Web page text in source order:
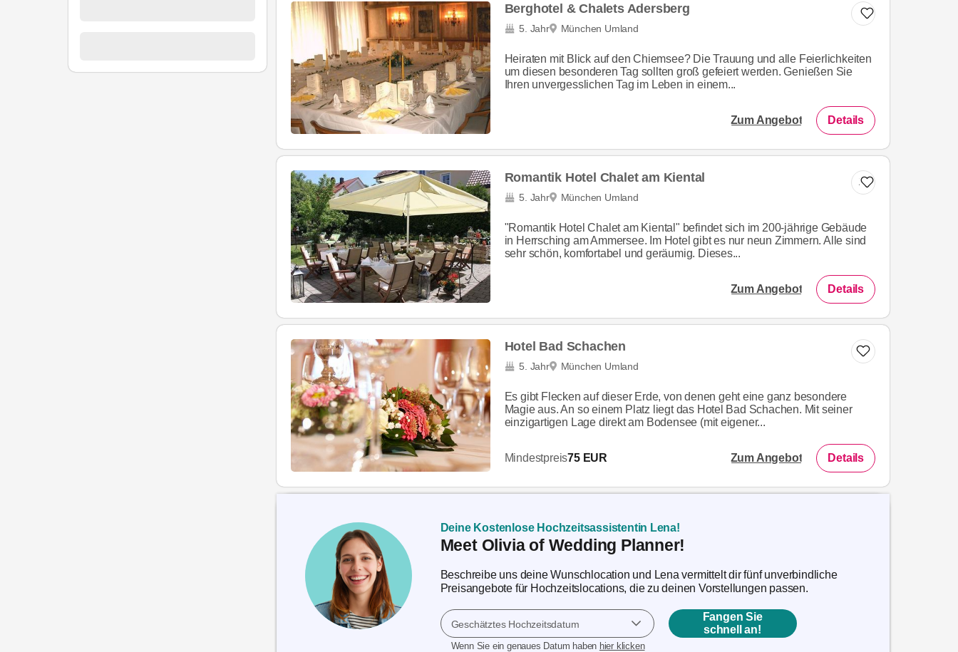
Berghotel & Chalets Adersberg
5. Jahr München Umland
Heiraten mit Blick auf den Chiemsee? Die Trauung und alle Feierlichkeiten
um diesen besonderen Tag sollten groß gefeiert werden. Genießen Sie
Ihren unvergesslichen Tag im Leben in einem...
Zum Angebot Details
Zur Liste hinzufügen
Romantik Hotel Chalet am Kiental
5. Jahr München Umland
"Romantik Hotel Chalet am Kiental" befindet sich im 200-jährige Gebäude
in Herrsching am Ammersee. Im Hotel gibt es nur neun Zimmern. Alle sind
sehr schön, komfortabel und geräumig. Dieses...
Zum Angebot Details
Hotel Bad Schachen
5. Jahr München Umland
Es gibt Flecken auf dieser Erde, von denen geht eine ganz besondere
Magie aus. An so einem Platz liegt das Hotel Bad Schachen. Mit seiner
einzigartigen Lage direkt am Bodensee (mit eigener...
Mindestpreis75 EUR Zum Angebot Details
Deine Kostenlose Hochzeitsassistentin Lena!
Meet Olivia of Wedding Planner!
Beschreibe uns deine Wunschlocation und Lena vermittelt dir fünf unverbindliche
Preisangebote für Hochzeitslocations, die zu deinen Vorstellungen passen.
Geschätztes Hochzeitsdatum
Wenn Sie ein genaues Datum haben hier klicken
Fangen Sie
schnell an!